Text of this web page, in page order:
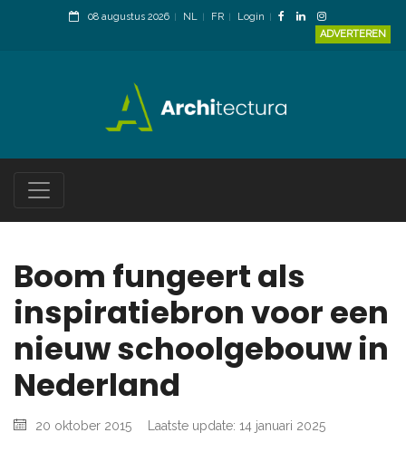
08 augustus 2026 NL FR
Login
ADVERTEREN
Boom fungeert als
inspiratiebron voor een
nieuw schoolgebouw in
Nederland
20 oktober 2015 Laatste update: 14 januari 2025